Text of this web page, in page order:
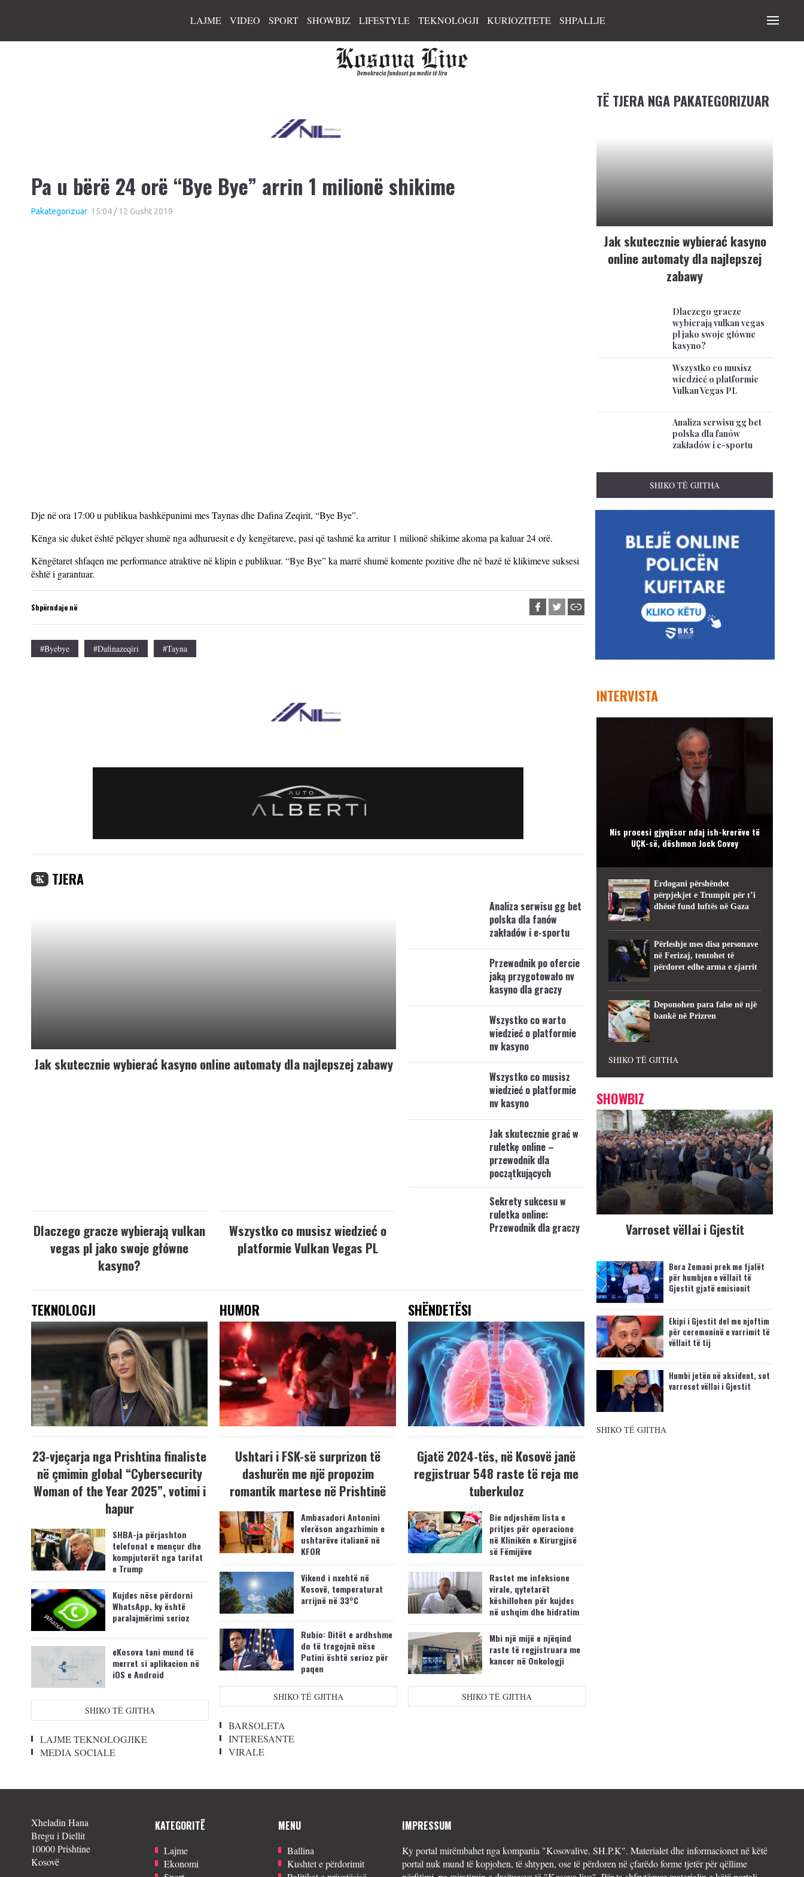
LAJME VIDEO SPORT SHOWBIZ LIFESTYLE TEKNOLOGJI KURIOZITETE SHPALLJE
Pa u bërë 24 orë “Bye Bye” arrin 1 milionë shikime
Pakategorizuar 15:04 / 12 Gusht 2019
Dje në ora 17:00 u publikua bashkëpunimi mes Taynas dhe Dafina Zeqirit, “Bye Bye”.
Kënga sic duket është pëlqyer shumë nga adhuruesit e dy kengëtareve, pasi që tashmë ka arritur 1 milionë shikime akoma pa kaluar 24 orë.
Këngëtaret shfaqen me performance atraktive në klipin e publikuar. “Bye Bye” ka marrë shumë komente pozitive dhe në bazë të klikimeve suksesi
është i garantuar.
Shpërndaje në
#byebye #dafinazeqiri #tayna
TJERA
Jak skutecznie wybierać kasyno online automaty dla najlepszej zabawy
Dlaczego gracze wybierają vulkan
vegas pl jako swoje główne
kasyno?
Wszystko co musisz wiedzieć o
platformie Vulkan Vegas PL
Analiza serwisu gg bet
polska dla fanów
zakładów i e-sportu
Przewodnik po ofercie
jaką przygotowało nv
kasyno dla graczy
Wszystko co warto
wiedzieć o platformie
nv kasyno
Wszystko co musisz
wiedzieć o platformie
nv kasyno
Jak skutecznie grać w
ruletkę online –
przewodnik dla
początkujących
Sekrety sukcesu w
ruletka online:
Przewodnik dla graczy
TEKNOLOGJI
23-vjeçarja nga Prishtina finaliste
në çmimin global “Cybersecurity
Woman of the Year 2025”, votimi i
hapur
SHBA-ja përjashton
telefonat e mençur dhe
kompjuterët nga tarifat
e Trump
Kujdes nëse përdorni
WhatsApp, ky është
paralajmërimi serioz
eKosova tani mund të
merret si aplikacion në
iOS e Android
SHIKO TË GJITHA
LAJME TEKNOLOGJIKE
MEDIA SOCIALE
HUMOR
Ushtari i FSK-së surprizon të
dashurën me një propozim
romantik martese në Prishtinë
Ambasadori Antonini
vlerëson angazhimin e
ushtarëve italianë në
KFOR
Vikend i nxehtë në
Kosovë, temperaturat
arrijnë në 33°C
Rubio: Ditët e ardhshme
do të tregojnë nëse
Putini është serioz për
paqen
SHIKO TË GJITHA
BARSOLETA
INTERESANTE
VIRALE
SHËNDETËSI
Gjatë 2024-tës, në Kosovë janë
regjistruar 548 raste të reja me
tuberkuloz
Bie ndjeshëm lista e
pritjes për operacione
në Klinikën e Kirurgjisë
së Fëmijëve
Rastet me infeksione
virale, qytetarët
këshillohen për kujdes
në ushqim dhe hidratim
Mbi një mijë e njëqind
raste të regjistruara me
kancer në Onkologji
SHIKO TË GJITHA
TË TJERA NGA PAKATEGORIZUAR
Jak skutecznie wybierać kasyno
online automaty dla najlepszej
zabawy
Dlaczego gracze
wybierają vulkan vegas
pl jako swoje główne
kasyno?
Wszystko co musisz
wiedzieć o platformie
Vulkan Vegas PL
Analiza serwisu gg bet
polska dla fanów
zakładów i e-sportu
SHIKO TË GJITHA
INTERVISTA
Nis procesi gjyqësor ndaj ish-krerëve të
UÇK-së, dëshmon Jock Covey
Erdogani përshëndet
përpjekjet e Trumpit për t’i
dhënë fund luftës në Gaza
Përleshje mes disa personave
në Ferizaj, tentohet të
përdoret edhe arma e zjarrit
Deponohen para false në një
bankë në Prizren
SHIKO TË GJITHA
SHOWBIZ
Varroset vëllai i Gjestit
Bora Zemani prek me fjalët
për humbjen e vëllait të
Gjestit gjatë emisionit
Ekipi i Gjestit del me njoftim
për ceremoninë e varrimit të
vëllait të tij
Humbi jetën në aksident, sot
varroset vëllai i Gjestit
SHIKO TË GJITHA
Xheladin Hana
Bregu i Diellit
10000 Prishtine
Kosovë
KATEGORITË
Lajme
Ekonomi
MENU
Ballina
Kushtet e përdorimit
IMPRESSUM
Ky portal mirëmbahet nga kompania "Kosovalive. SH.P.K". Materialet dhe informacionet në këtë
portal nuk mund të kopjohen, të shtypen, ose të përdoren në çfarëdo forme tjetër për qëllime